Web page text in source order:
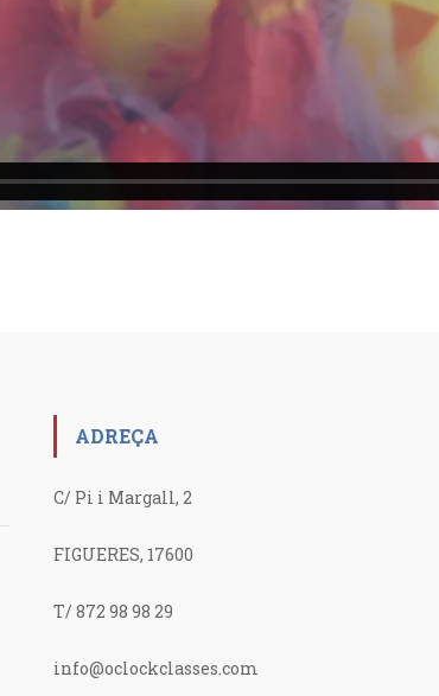
ADREÇA
C/ Pi i Margall, 2
FIGUERES, 17600
T/ 872 98 98 29
info@oclockclasses.com